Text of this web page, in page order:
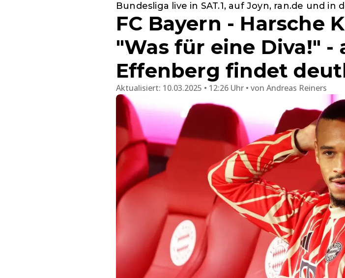
Bundesliga live in SAT.1, auf Joyn, ran.de und in
FC Bayern - Harsche
"Was für eine Diva!" -
Effenberg findet
Aktualisiert: 10.03.2025 • 12:26 Uhr von Andreas Reiners